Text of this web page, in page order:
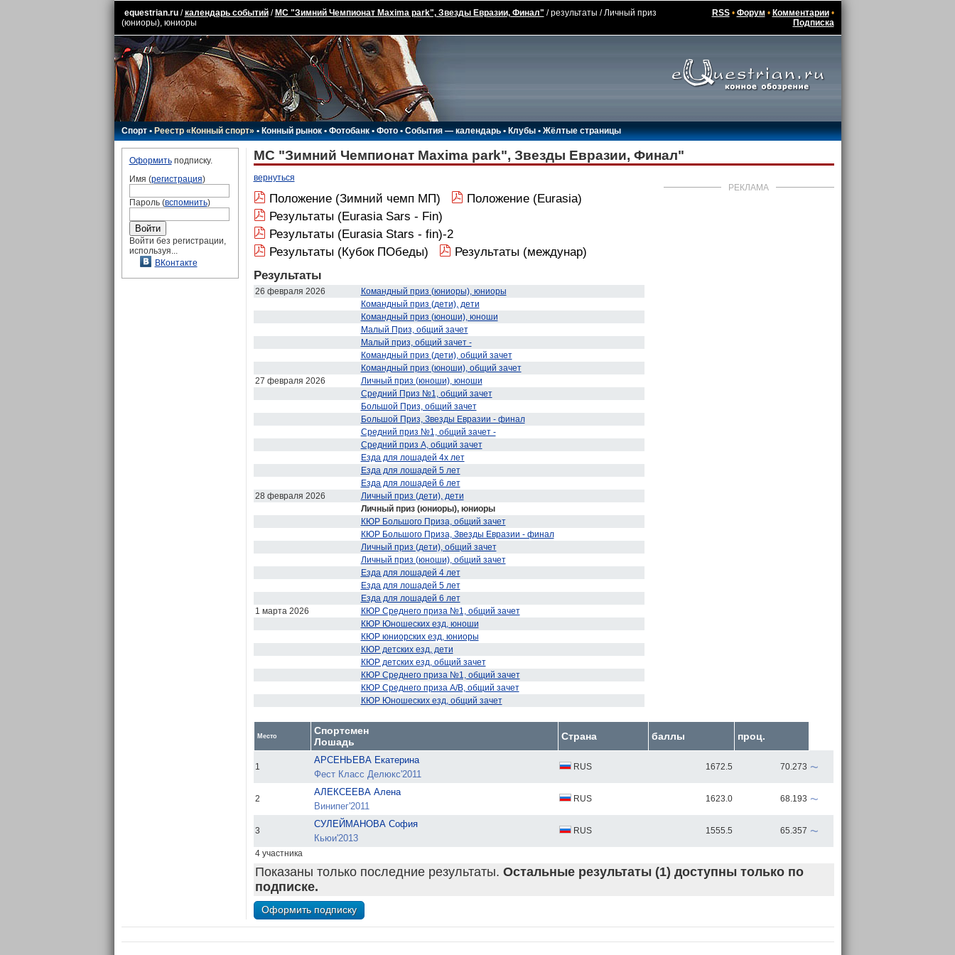
equestrian.ru/календарь событий/ МС "Зимний Чемпионат Маxima park", Звезды Евразии, Финал" / результаты / Личный приз
(юниоры), юниоры
RSS• Форум • Комментарии•
Подписка
Спорт•Реестр «Конный спорт»•Конный рынок•Фотобанк •Фото•События — календарь•Клубы •Жёлтые страницы
Оформитьподписку.
Имя (регистрация)
Пароль (вспомнить)
Войти без регистрации,
используя...
ВКонтакте
МС "Зимний Чемпионат Маxima park", Звезды Евразии, Финал"
вернуться
РЕКЛАМА
Положение (Зимний чемп МП)
Положение (Eurasia)
Результаты (Eurasia Sars - Fin)
Результаты (Eurasia Stars - fin)-2
Результаты (Кубок ПОбеды)
Результаты (междунар)
Результаты
26 февраля 2026
Командный приз (юниоры), юниоры
Командный приз (дети), дети
Командный приз (юноши), юноши
Малый Приз, общий зачет
Малый приз, общий зачет -
Командный приз (дети), общий зачет
Командный приз (юноши), общий зачет
27 февраля 2026
Личный приз (юноши), юноши
Средний Приз №1, общий зачет
Большой Приз, общий зачет
Большой Приз, Звезды Евразии - финал
Средний приз №1, общий зачет -
Средний приз А, общий зачет
Езда для лошадей 4х лет
Езда для лошадей 5 лет
Езда для лошадей 6 лет
28 февраля 2026
Личный приз (дети), дети
Личный приз (юниоры), юниоры
КЮР Большого Приза, общий зачет
КЮР Большого Приза, Звезды Евразии - финал
Личный приз (дети), общий зачет
Личный приз (юноши), общий зачет
Езда для лошадей 4 лет
Езда для лошадей 5 лет
Езда для лошадей 6 лет
1 марта 2026
КЮР Среднего приза №1, общий зачет
КЮР Юношеских езд, юноши
КЮР юниорских езд, юниоры
КЮР детских езд, дети
КЮР детских езд, общий зачет
КЮР Среднего приза №1, общий зачет
КЮР Среднего приза А/В, общий зачет
КЮР Юношеских езд, общий зачет
Место
Спортсмен
Лошадь
Страна баллы проц.
1
АРСЕНЬЕВА Екатерина
Фест Класс Делюкс'2011
RUS 1672.5 70.273 ~
2
АЛЕКСЕЕВА Алена
Винипег'2011
RUS 1623.0 68.193 ~
3
СУЛЕЙМАНОВА София
Кьюи'2013
RUS 1555.5 65.357 ~
4 участника
Показаны только последние результаты. Остальные результаты (1) доступны только по
подписке.